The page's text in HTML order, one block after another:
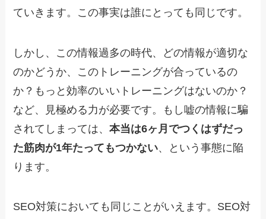
ていきます。この事実は誰にとっても同じです。
しかし、この情報過多の時代、どの情報が適切な
のかどうか、このトレーニングが合っているの
か？もっと効率のいいトレーニングはないのか？
など、見極める力が必要です。もし嘘の情報に騙
されてしまっては、本当は6ヶ月でつくはずだっ
た筋肉が1年たってもつかない、という事態に陥
ります。
SEO対策においても同じことがいえます。SEO対